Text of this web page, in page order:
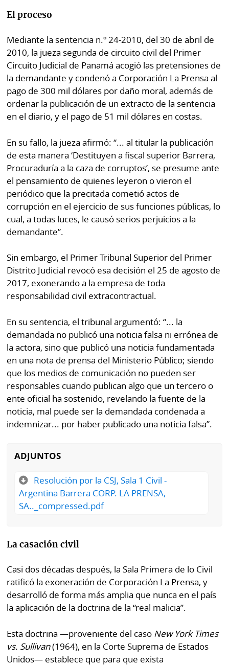
El proceso
Mediante la sentencia n.º 24-2010, del 30 de abril de
2010, la jueza segunda de circuito civil del Primer
Circuito Judicial de Panamá acogió las pretensiones de
la demandante y condenó a Corporación La Prensa al
pago de 300 mil dólares por daño moral, además de
ordenar la publicación de un extracto de la sentencia
en el diario, y el pago de 51 mil dólares en costas.
En su fallo, la jueza afirmó: “... al titular la publicación
de esta manera ‘Destituyen a fiscal superior Barrera,
Procuraduría a la caza de corruptos’, se presume ante
el pensamiento de quienes leyeron o vieron el
periódico que la precitada cometió actos de
corrupción en el ejercicio de sus funciones públicas, lo
cual, a todas luces, le causó serios perjuicios a la
demandante”.
Sin embargo, el Primer Tribunal Superior del Primer
Distrito Judicial revocó esa decisión el 25 de agosto de
2017, exonerando a la empresa de toda
responsabilidad civil extracontractual.
En su sentencia, el tribunal argumentó: “... la
demandada no publicó una noticia falsa ni errónea de
la actora, sino que publicó una noticia fundamentada
en una nota de prensa del Ministerio Público; siendo
que los medios de comunicación no pueden ser
responsables cuando publican algo que un tercero o
ente oficial ha sostenido, revelando la fuente de la
noticia, mal puede ser la demandada condenada a
indemnizar... por haber publicado una noticia falsa”.
ADJUNTOS
Resolución por la CSJ, Sala 1 Civil -
Argentina Barrera CORP. LA PRENSA,
SA.._compressed.pdf
La casación civil
Casi dos décadas después, la Sala Primera de lo Civil
ratificó la exoneración de Corporación La Prensa, y
desarrolló de forma más amplia que nunca en el país
la aplicación de la doctrina de la “real malicia”.
Esta doctrina —proveniente del caso New York Times
vs. Sullivan(1964), en la Corte Suprema de Estados
Unidos— establece que para que exista